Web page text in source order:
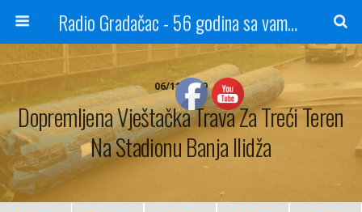
Radio Gradačac - 56 godina sa vama...
06/11/2019
Dopremljena Vještačka Trava Za Treći Teren
Na Stadionu Banja Ilidža